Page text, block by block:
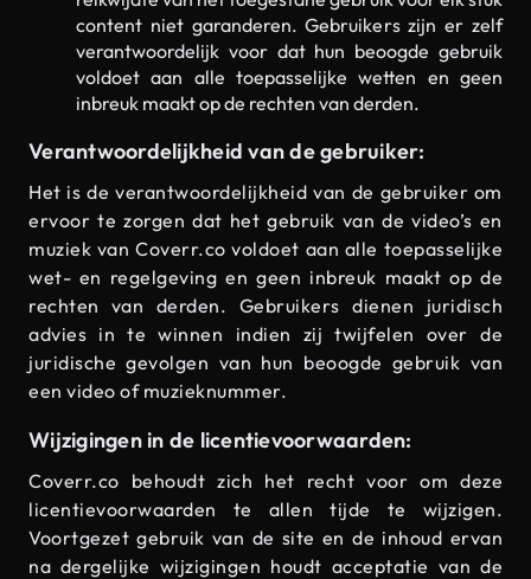
content niet garanderen. Gebruikers zijn er zelf
verantwoordelijk voor dat hun beoogde gebruik
voldoet aan alle toepasselijke wetten en geen
inbreuk maakt op de rechten van derden.
Verantwoordelijkheid van de gebruiker:
Het is de verantwoordelijkheid van de gebruiker om
ervoor te zorgen dat het gebruik van de video’s en
muziek van Coverr.co voldoet aan alle toepasselijke
wet- en regelgeving en geen inbreuk maakt op de
rechten van derden. Gebruikers dienen juridisch
advies in te winnen indien zij twijfelen over de
juridische gevolgen van hun beoogde gebruik van
een video of muzieknummer.
Wijzigingen in de licentievoorwaarden:
Coverr.co behoudt zich het recht voor om deze
licentievoorwaarden te allen tijde te wijzigen.
Voortgezet gebruik van de site en de inhoud ervan
na dergelijke wijzigingen houdt acceptatie van de